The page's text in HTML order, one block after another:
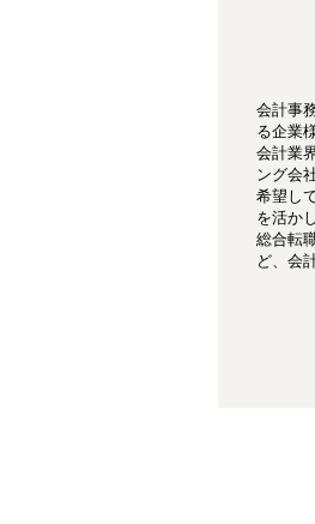
会計事
る企業
会計業
ング会
希望し
を活か
総合転
ど、会